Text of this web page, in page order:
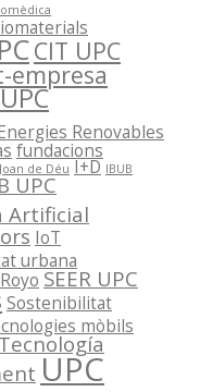
CIT UPC
empresa
Renovables
fundacions
de Déu I+D IBUB
UPC
Artificial
IoT
urbana
SEER UPC
Sostenibilitat
mòbils
UPC